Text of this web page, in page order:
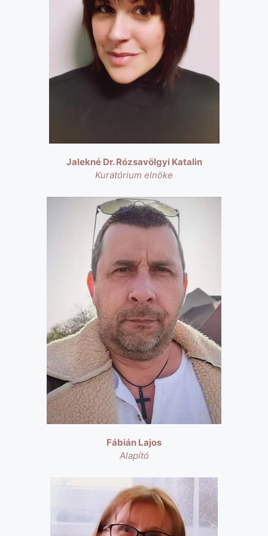
Jalekné Dr. Rózsavölgyi Katalin
Kuratórium elnöke
Fábián Lajos
Alapító